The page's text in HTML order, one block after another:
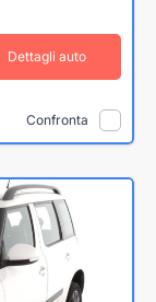
Dettagli auto
Confronta